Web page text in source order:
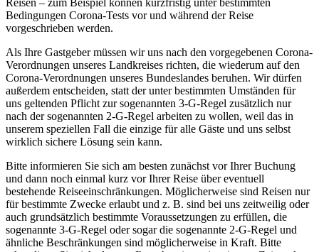
Bedingungen Corona-Tests vor und während der Reise
vorgeschrieben werden.
Als Ihre Gastgeber müssen wir uns nach den vorgegebenen Corona-
Verordnungen unseres Landkreises richten, die wiederum auf den
Corona-Verordnungen unseres Bundeslandes beruhen. Wir dürfen
außerdem entscheiden, statt der unter bestimmten Umständen für
uns geltenden Pflicht zur sogenannten 3-G-Regel zusätzlich nur
nach der sogenannten 2-G-Regel arbeiten zu wollen, weil das in
unserem speziellen Fall die einzige für alle Gäste und uns selbst
wirklich sichere Lösung sein kann.
Bitte informieren Sie sich am besten zunächst vor Ihrer Buchung
und dann noch einmal kurz vor Ihrer Reise über eventuell
bestehende Reiseeinschränkungen. Möglicherweise sind Reisen nur
für bestimmte Zwecke erlaubt und z. B. sind bei uns zeitweilig oder
auch grundsätzlich bestimmte Voraussetzungen zu erfüllen, die
sogenannte 3-G-Regel oder sogar die sogenannte 2-G-Regel und
ähnliche Beschränkungen sind möglicherweise in Kraft. Bitte